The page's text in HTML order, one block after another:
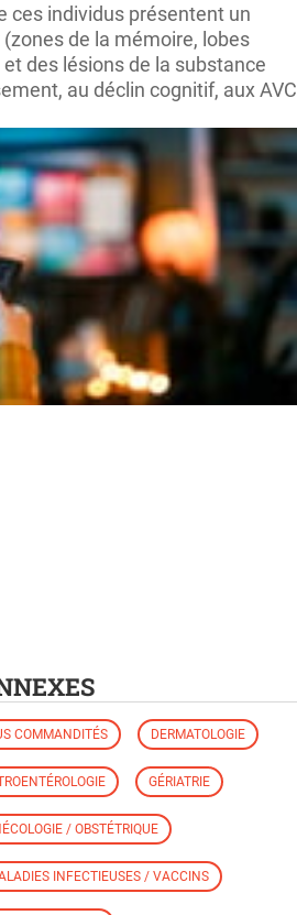
ces individus présentent un
de la mémoire, lobes
des lésions de la substance
au déclin cognitif, aux AVC
COMMANDITÉS DERMATOLOGIE
GÉRIATRIE
/ OBSTÉTRIQUE
INFECTIEUSES / VACCINS